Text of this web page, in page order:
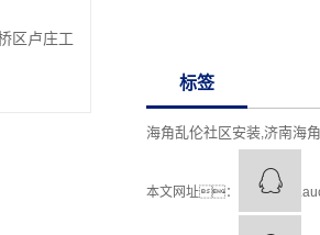
区卢庄工
标签
海角乱伦社区安装 济南海
本文网址： http://